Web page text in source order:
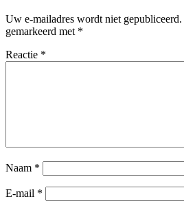
Uw e-mailadres wordt niet gepubliceerd.
gemarkeerd met *
Reactie *
Naam *
E-mail *